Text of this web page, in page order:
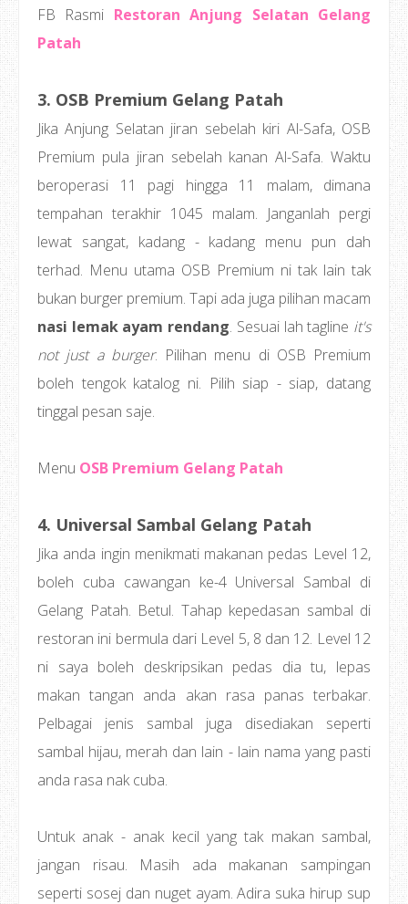
FB Rasmi Restoran Anjung Selatan Gelang
Patah
3. OSB Premium Gelang Patah
Jika Anjung Selatan jiran sebelah kiri Al-Safa, OSB
Premium pula jiran sebelah kanan Al-Safa. Waktu
beroperasi 11 pagi hingga 11 malam, dimana
tempahan terakhir 1045 malam. Janganlah pergi
lewat sangat, kadang - kadang menu pun dah
terhad. Menu utama OSB Premium ni tak lain tak
bukan burger premium. Tapi ada juga pilihan macam
nasi lemak ayam rendang. Sesuai lah tagline it's
not just a burger. Pilihan menu di OSB Premium
boleh tengok katalog ni. Pilih siap - siap, datang
tinggal pesan saje.
Menu OSB Premium Gelang Patah
4. Universal Sambal Gelang Patah
Jika anda ingin menikmati makanan pedas Level 12,
boleh cuba cawangan ke-4 Universal Sambal di
Gelang Patah. Betul. Tahap kepedasan sambal di
restoran ini bermula dari Level 5, 8 dan 12. Level 12
ni saya boleh deskripsikan pedas dia tu, lepas
makan tangan anda akan rasa panas terbakar.
Pelbagai jenis sambal juga disediakan seperti
sambal hijau, merah dan lain - lain nama yang pasti
anda rasa nak cuba.
Untuk anak - anak kecil yang tak makan sambal,
jangan risau. Masih ada makanan sampingan
seperti sosej dan nuget ayam. Adira suka hirup sup